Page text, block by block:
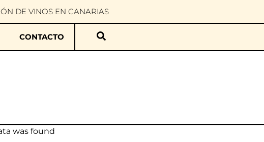
DE VINOS EN CANARIAS
CONTACTO
was found